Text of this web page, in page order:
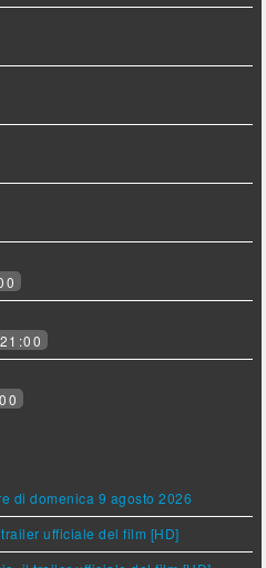
di domenica 9 agosto 2026
ufficiale del film [HD]